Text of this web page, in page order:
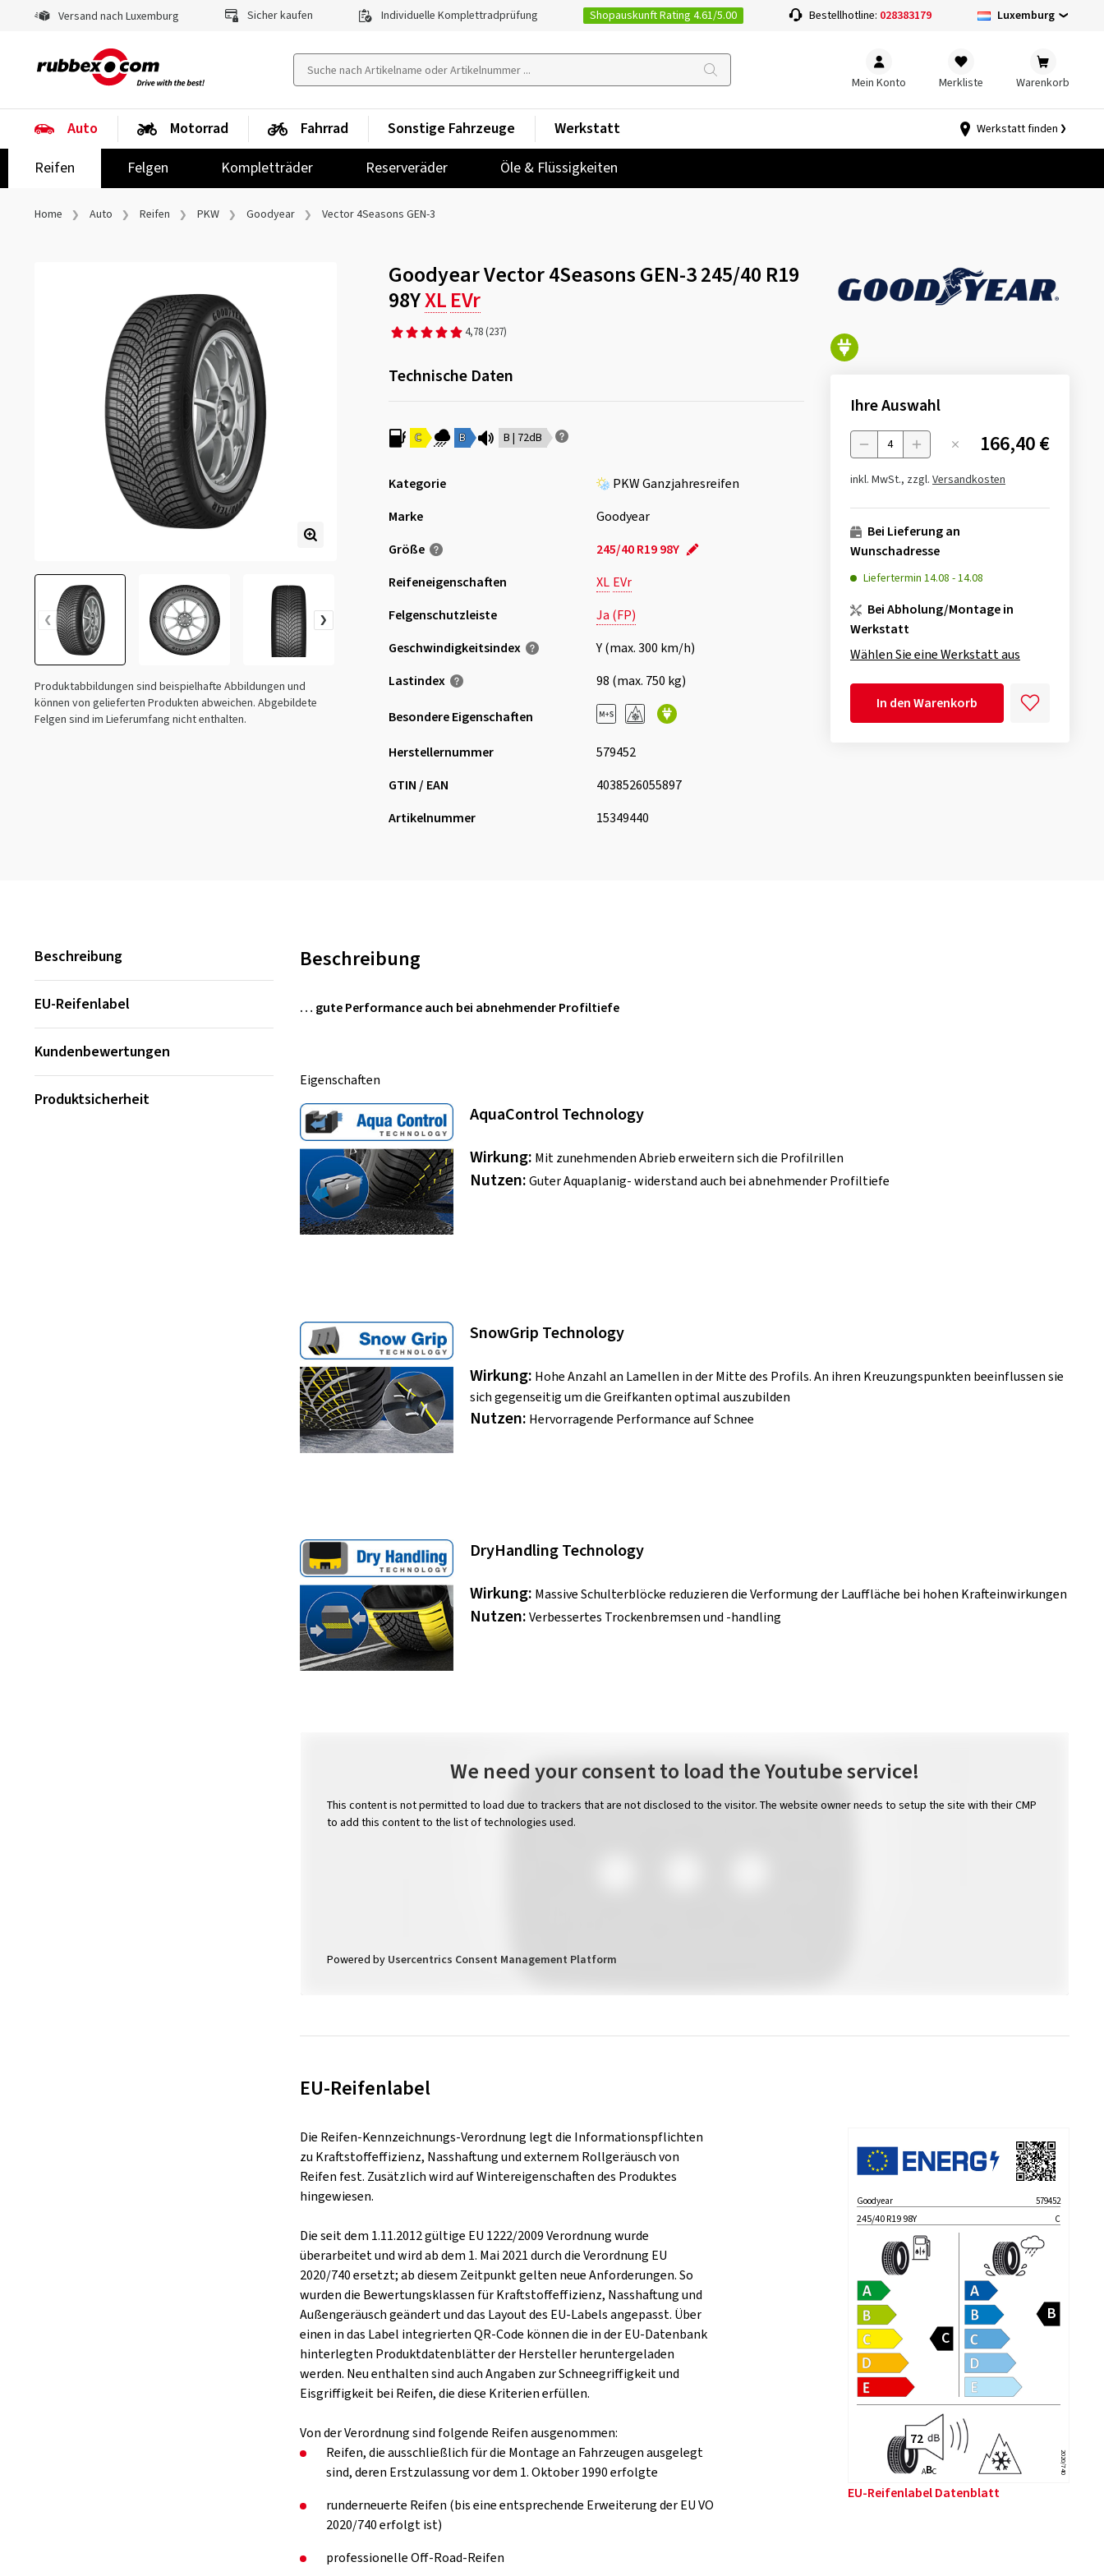
Versand nach Luxemburg Sicher kaufen Individuelle Komplettradprüfung Shopauskunft Rating 4.61/5.00 Bestellhotline: 028383179 Luxemburg
Mein Konto Merkliste Warenkorb
Auto
Reifen
Felgen Kompletträder Reserveräder Öle & Flüssigkeiten
Motorrad Fahrrad Sonstige Fahrzeuge Werkstatt Werkstatt finden
Home Auto Reifen PKW Goodyear Vector 4Seasons GEN-3
Produktabbildungen sind beispielhafte Abbildungen und
können von gelieferten Produkten abweichen. Abgebildete
Felgen sind im Lieferumfang nicht enthalten.
Goodyear Vector 4Seasons GEN-3 245/40 R19
98YXLEVr
4,78 (237)
Technische Daten
C B B | 72dB
Kategorie
PKW Ganzjahresreifen
Marke
Goodyear
Größe
245/40 R19 98Y
Reifeneigenschaften
XL EVr
Felgenschutzleiste
Ja (FP)
Geschwindigkeits­index
Y (max. 300 km/h)
Lastindex
98 (max. 750 kg)
Besondere Eigenschaften
Herstellernummer
579452
GTIN / EAN
4038526055897
Artikelnummer
15349440
Ihre Auswahl
Menge 166,40 €
inkl. MwSt., zzgl. Versandkosten
Bei Lieferung an
Wunschadresse
Liefertermin 14.08 -14.08
Bei Abholung/Montage in
Werkstatt
Wählen Sie eine Werkstatt aus
In den Warenkorb
Beschreibung
EU-Reifenlabel
Kundenbewertungen
Produktsicherheit
Beschreibung
… gute Performance auch bei abnehmender Profiltiefe
Eigenschaften
AquaControl Technology
Wirkung: Mit zunehmenden Abrieb erweitern sich die Profilrillen
Nutzen:Guter Aquaplanig- widerstand auch bei abnehmender Profiltiefe
SnowGrip Technology
Wirkung: Hohe Anzahl an Lamellen in der Mitte des Profils. An ihren Kreuzungspunkten beeinflussen sie
sich gegenseitig um die Greifkanten optimal auszubilden
Nutzen: Hervorragende Performance auf Schnee
DryHandling Technology
Wirkung: Massive Schulterblöcke reduzieren die Verformung der Lauffläche bei hohen Krafteinwirkungen
Nutzen:Verbessertes Trockenbremsen und -handling
We need your consent to load the Youtube service!
This content is not permitted to load due to trackers that are not disclosed to the visitor. The website owner needs to setup the site with their CMP
to add this content to the list of technologies used.
Powered by Usercentrics Consent Management Platform
EU-Reifenlabel
Die Reifen-Kennzeichnungs-Verordnung legt die Informationspflichten
zu Kraftstoffeffizienz, Nasshaftung und externem Rollgeräusch von
Reifen fest. Zusätzlich wird auf Wintereigenschaften des Produktes
hingewiesen.
Die seit dem 1.11.2012 gültige EU 1222/2009 Verordnung wurde
überarbeitet und wird ab dem 1. Mai 2021 durch die Verordnung EU
2020/740 ersetzt; ab diesem Zeitpunkt gelten neue Anforderungen. So
wurden die Bewertungsklassen für Kraftstoffeffizienz, Nasshaftung und
Außengeräusch geändert und das Layout des EU-Labels angepasst. Über
einen in das Label integrierten QR-Code können die in der EU-Datenbank
hinterlegten Produktdatenblätter der Hersteller heruntergeladen
werden. Neu enthalten sind auch Angaben zur Schneegriffigkeit und
Eisgriffigkeit bei Reifen, die diese Kriterien erfüllen.
Von der Verordnung sind folgende Reifen ausgenommen:
Reifen, die ausschließlich für die Montage an Fahrzeugen ausgelegt
sind, deren Erstzulassung vor dem 1. Oktober 1990 erfolgte
runderneuerte Reifen (bis eine entsprechende Erweiterung der EU VO
2020/740 erfolgt ist)
professionelle Off-Road-Reifen
Goodyear 579452
245/40 R19 98Y C
ABC 2020/740
EU-Reifenlabel Datenblatt